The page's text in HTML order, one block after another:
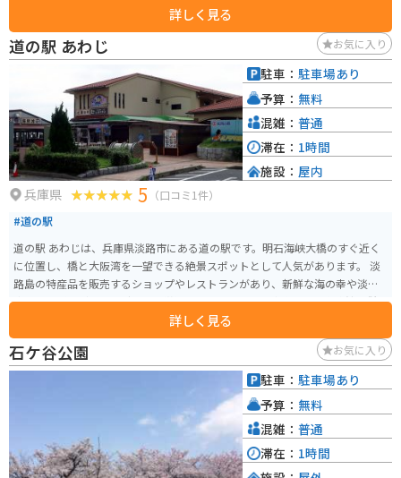
の姿を残しており、訪れる人々に船舶の安全を守る歴史を伝えています。 須
磨灘に沈む夕日を見ることができる夕日スポットです。日没後には灯台に光
が灯ります。夜景も綺麗です。
詳しく見る
道の駅 あわじ お気に入り
兵庫県 5 （口コミ1件）
#道の駅
道の駅 あわじは、兵庫県淡路市にある道の駅です。明石海峡大橋のすぐ近く
に位置し、橋と大阪湾を一望できる絶景スポットとして人気があります。 淡
路島の特産品を販売するショップやレストランがあり、新鮮な海の幸や淡路
牛、玉ねぎなど、地元グルメを堪能できます。また、淡路人形浄瑠璃館も併設
されており、淡路島の伝統芸能に触れることもできます。 バイクで訪れる場
合、道の駅には広い駐車場が完備されているので安心です。明石海峡大橋を
渡る爽快なツーリングの休憩地点としても最適です。周辺には、淡路島国営
明石海峡公園や淡路夢舞台など、観光スポットも点在しているので、合わせ
詳しく見る
駐車： 駐車場あり
予算： 無料
混雑： 普通
滞在： 1時間
施設： 屋内
石ケ谷公園 お気に入り
駐車： 駐車場あり
予算： 無料
混雑： 普通
滞在： 1時間